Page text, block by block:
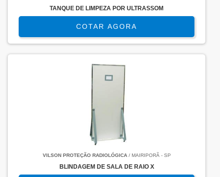
TANQUE DE LIMPEZA POR ULTRASSOM
COTAR AGORA
VILSON PROTEÇÃO RADIOLÓGICA/ MAIRIPORÃ - SP
BLINDAGEM DE SALA DE RAIO X